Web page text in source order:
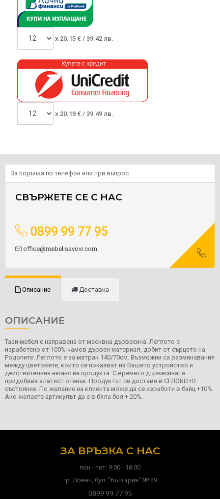
x 20.15 € / 39.42 лв.
x 20.19 € / 39.49 лв.
За поръчка по телефон или при въпрос
СВЪРЖЕТЕ СЕ С НАС
0899 99 77 95
office@mebelisavovi.com
Описание Доставка
ОПИСАНИЕ
Тази мебел е направена от масивна дървесина. Леглото е
изработено от 100% чамов дървен материал, добит от сърцето на
Родопите. Леглото е за матрак 140/70см. Възможни са разминавания
между цветовете, които се показват на Вашето устройство и
действителния нюанс на продукта. С времето дървесината
придобива златист отенък. Продуктът се доставя в СГЛОБЕНО
състояние. По желание на клиента може да се изработи в байц +10%.
Ако желаете артикулът да е в бяла боя + 20%.
ЗА ВРЪЗКА С НАС
пон - пет: 9:00 - 18:00
гр. Ловеч, бул. "България" № 49
0899 99 77 95